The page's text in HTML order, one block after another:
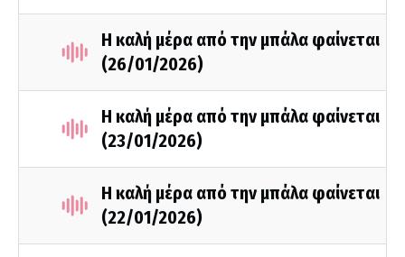
Η καλή μέρα από την μπάλα φαίνεται
(26/01/2026)
Η καλή μέρα από την μπάλα φαίνεται
(23/01/2026)
Η καλή μέρα από την μπάλα φαίνεται
(22/01/2026)